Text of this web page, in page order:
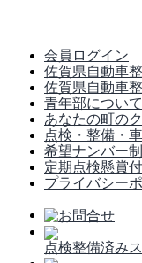
会員ログイン
佐賀県自動車
佐賀県自動車
青年部について
あなたの町の
点検・整備・
希望ナンバー
定期点検懸賞
プライバシー
点検整備済み